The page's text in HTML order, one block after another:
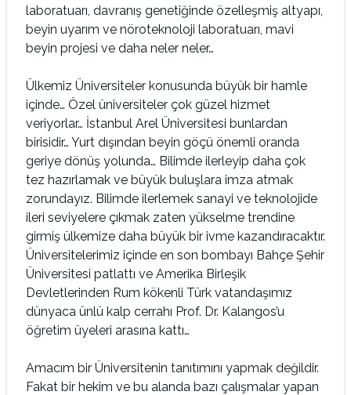
laboratuarı, davranış genetiğinde özelleşmiş altyapı,
beyin uyarım ve nöroteknoloji laboratuarı, mavi
beyin projesi ve daha neler neler…
Ülkemiz Üniversiteler konusunda büyük bir hamle
içinde… Özel üniversiteler çok güzel hizmet
veriyorlar… İstanbul Arel Üniversitesi bunlardan
birisidir… Yurt dışından beyin göçü önemli oranda
geriye dönüş yolunda… Bilimde ilerleyip daha çok
tez hazırlamak ve büyük buluşlara imza atmak
zorundayız. Bilimde ilerlemek sanayi ve teknolojide
ileri seviyelere çıkmak zaten yükselme trendine
girmiş ülkemize daha büyük bir ivme kazandıracaktır.
Üniversitelerimiz içinde en son bombayı Bahçe Şehir
Üniversitesi patlattı ve Amerika Birleşik
Devletlerinden Rum kökenli Türk vatandaşımız
dünyaca ünlü kalp cerrahı Prof. Dr. Kalangos’u
öğretim üyeleri arasına kattı…
Amacım bir Üniversitenin tanıtımını yapmak değildir.
Fakat bir hekim ve bu alanda bazı çalışmalar yapan